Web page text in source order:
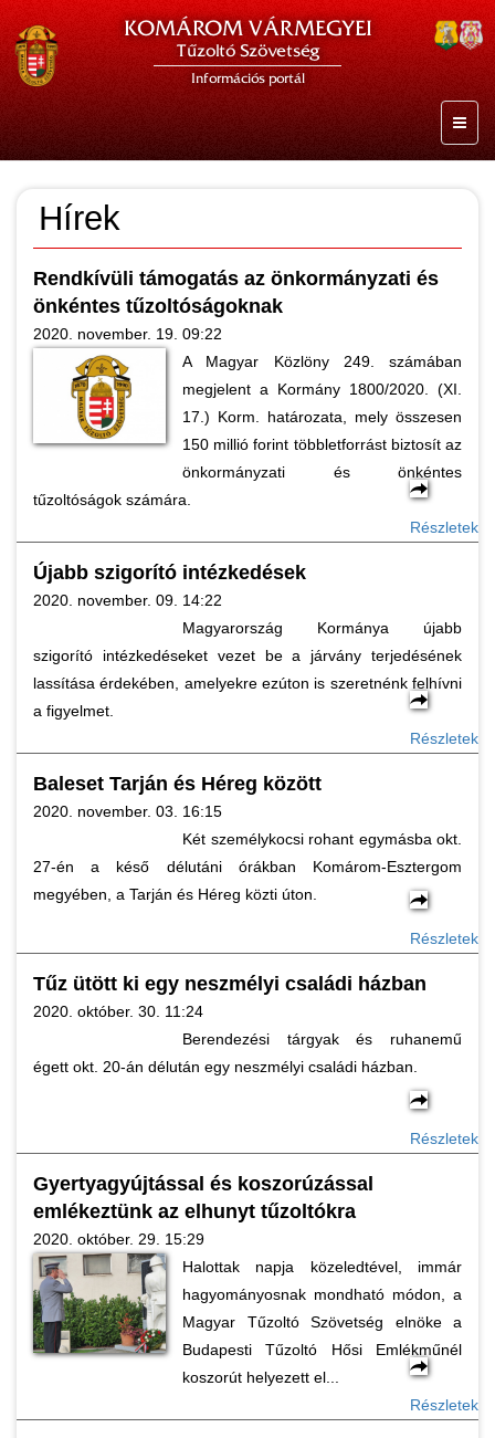
KOMÁROM VÁRMEGYEI
Tűzoltó Szövetség
Információs portál
Hírek
Rendkívüli támogatás az önkormányzati és
önkéntes tűzoltóságoknak
2020. november. 19. 09:22
A Magyar Közlöny 249. számában
megjelent a Kormány 1800/2020. (XI.
17.) Korm. határozata, mely összesen
150 millió forint többletforrást biztosít az
önkormányzati és önkéntes
tűzoltóságok számára.
Részletek
Újabb szigorító intézkedések
2020. november. 09. 14:22
Magyarország Kormánya újabb
szigorító intézkedéseket vezet be a járvány terjedésének
lassítása érdekében, amelyekre ezúton is szeretnénk felhívni
a figyelmet.
Részletek
Baleset Tarján és Héreg között
2020. november. 03. 16:15
Két személykocsi rohant egymásba okt.
27-én a késő délutáni órákban Komárom-Esztergom
megyében, a Tarján és Héreg közti úton.
Részletek
Tűz ütött ki egy neszmélyi családi házban
2020. október. 30. 11:24
Berendezési tárgyak és ruhanemű
égett okt. 20-án délután egy neszmélyi családi házban.
Részletek
Gyertyagyújtással és koszorúzással
emlékeztünk az elhunyt tűzoltókra
2020. október. 29. 15:29
Halottak napja közeledtével, immár
hagyományosnak mondható módon, a
Magyar Tűzoltó Szövetség elnöke a
Budapesti Tűzoltó Hősi Emlékműnél
koszorút helyezett el...
Részletek